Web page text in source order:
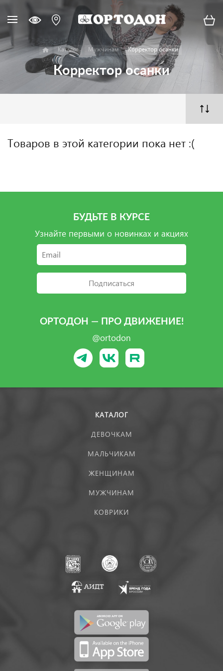
Каталог Мужчинам Корректор осанки
Корректор осанки
Товаров в этой категории пока нет :(
БУДЬТЕ В КУРСЕ
Узнайте первыми о новинках и акциях
Подписаться
ОРТОДОН — ПРО ДВИЖЕНИЕ!
@ortodon
КАТАЛОГ
ДЕВОЧКАМ
МАЛЬЧИКАМ
ЖЕНЩИНАМ
МУЖЧИНАМ
КОВРИКИ